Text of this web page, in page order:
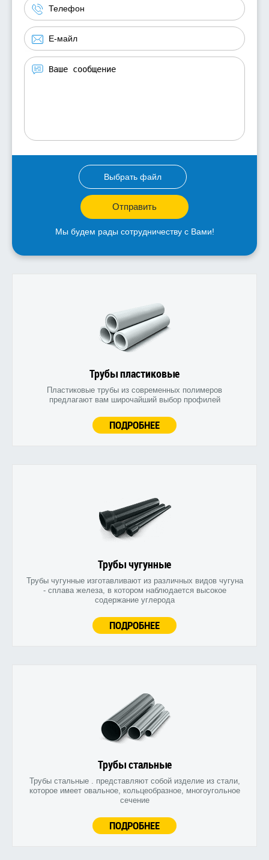
Выбрать файл
Отправить
Мы будем рады сотрудничеству с Вами!
Трубы пластиковые
Пластиковые трубы из современных полимеров
предлагают вам широчайший выбор профилей
ПОДРОБНЕЕ
Трубы чугунные
Трубы чугунные изготавливают из различных видов чугуна
- сплава железа, в котором наблюдается высокое
содержание углерода
ПОДРОБНЕЕ
Трубы стальные
Трубы стальные . представляют собой изделие из стали,
которое имеет овальное, кольцеобразное, многоугольное
сечение
ПОДРОБНЕЕ